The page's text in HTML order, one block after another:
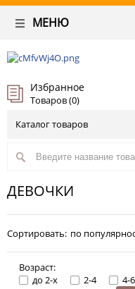
МЕНЮ
Избранное
Товаров (0)
Каталог товаров
ДЕВОЧКИ
Сортировать: по
Возраст:
до 2-х
2-4 4-6